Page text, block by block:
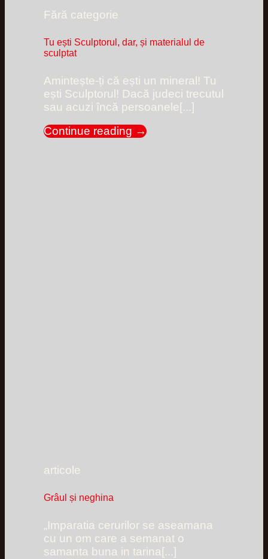
Fără categorie
Tu ești Sculptorul, dar, și materialul de
sculptat
Amintește-ți că ești un mineral! Tu
ești Sculptorul! Dacă judeci trecutul
sau acuzi încă persoanele[...]
Continue reading →
articole
Grâul și neghina
„Imparatia cerurilor se aseamana
cu un om care a semanat o
samanta buna in tarina[...]